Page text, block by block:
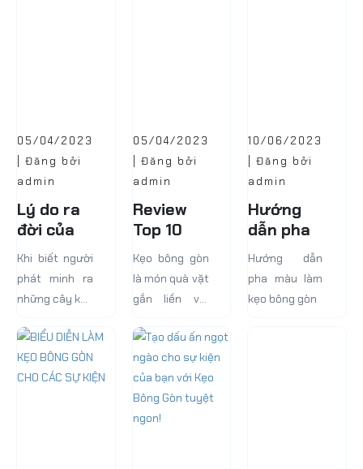
05/04/2023
| Đăng bởi
admin
Lý do ra
đời của
kẹo bông
gòn
Khi biết người
phát minh ra
những cây kẹo
Morrison, một
nha sĩ người
Mỹ sống ở
05/04/2023
| Đăng bởi
admin
Review
Top 10
Máy Làm
Kẹo Bông
Gòn Tiện
Lợi Dành
Cho Bạn
Kẹo bông gòn
là món quà vặt
gắn liền với
Món ăn này là
thời ký ức tuổi
thơ đẹp đẽ
đáng nhớ.
Nhưng hiện
10/06/2023
| Đăng bởi
admin
Hướng
dẫn pha
màu làm
kẹo bông
gòn
Hướng dẫn
pha màu làm
kẹo bông gòn